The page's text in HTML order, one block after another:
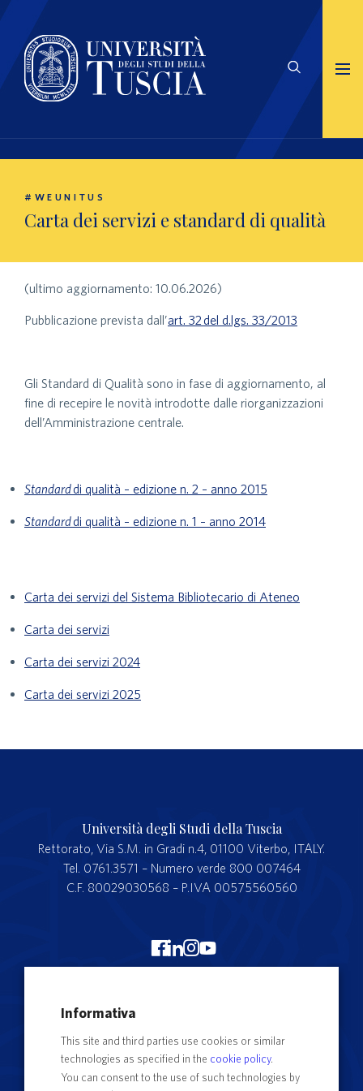
#WEUNITUS
Carta dei servizi e standard di qualità
(ultimo aggiornamento: 10.06.2026)
Pubblicazione prevista dall’art. 32 del d.lgs. 33/2013
Gli Standard di Qualità sono in fase di aggiornamento, al
fine di recepire le novità introdotte dalle riorganizzazioni
dell’Amministrazione centrale.
Standarddi qualità – edizione n. 2 – anno 2015
Standarddi qualità – edizione n. 1 – anno 2014
Carta dei servizi del Sistema Bibliotecario di Ateneo
Carta dei servizi
Carta dei servizi 2024
Carta dei servizi 2025
Università degli Studi della Tuscia
Rettorato, Via S.M. in Gradi n.4, 01100 Viterbo, ITALY.
Tel. 0761.3571 – Numero verde 800 007464
C.F. 80029030568 – P.IVA 00575560560
Merchandising Unitus
Segreteria studenti
Complaints form
Informativa
This site and third parties use cookies or similar
technologies as specified in the cookie policy.
You can consent to the use of such technologies by